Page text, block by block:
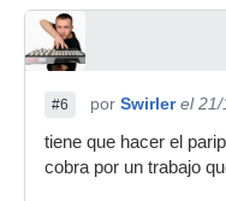
#6 por Swirler el 21/
tiene que hacer el
cobra por un trabajo